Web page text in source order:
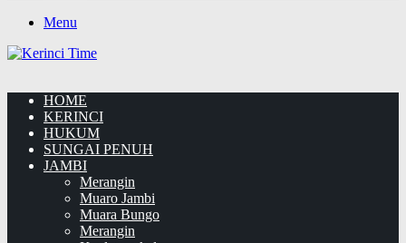
Menu
HOME
KERINCI
HUKUM
SUNGAI PENUH
JAMBI
Merangin
Muaro Jambi
Muara Bungo
Merangin